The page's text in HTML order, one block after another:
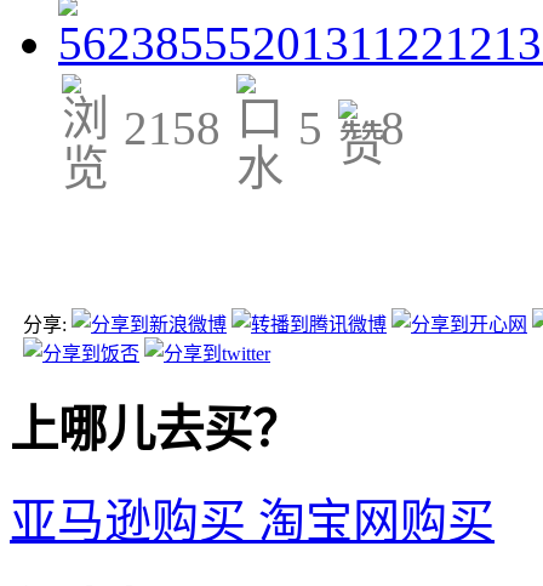
2158 5 8
分享:
上哪儿去买？
亚马逊购买 淘宝网购买